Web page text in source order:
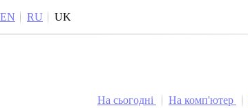
EN RU UK
На сьогодні На комп'ютер